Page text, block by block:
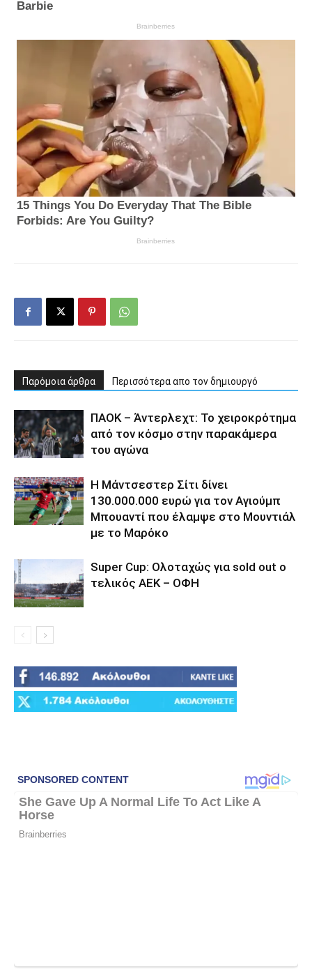
Παρόμοια άρθρα Περισσότερα απο τον δημιουργό
ΠΑΟΚ – Άντερλεχτ: Το χειροκρότημα
από τον κόσμο στην παρακάμερα
του αγώνα
Η Μάντσεστερ Σίτι δίνει
130.000.000 ευρώ για τον Αγιούμπ
Μπουαντί που έλαμψε στο Μουντιάλ
με το Μαρόκο
Super Cup: Ολοταχώς για sold out ο
τελικός ΑΕΚ – ΟΦΗ